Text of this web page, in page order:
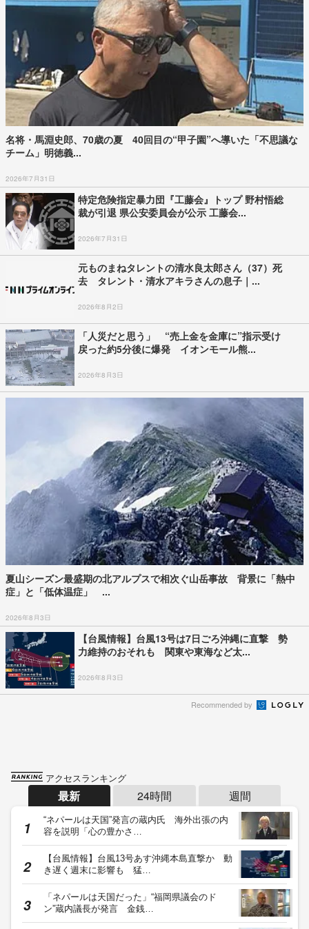
名将・馬淵史郎、70歳の夏 40回目の“甲子園”へ導いた「不思議な
チーム」明徳義...
2026年7月31日
特定危険指定暴力団『工藤会』トップ 野村悟総
裁が引退 県公安委員会が公示 工藤会...
2026年7月31日
元ものまねタレントの清水良太郎さん（37）死
去 タレント・清水アキラさんの息子｜...
2026年8月2日
「人災だと思う」 “売上金を金庫に”指示受け
戻った約5分後に爆発 イオンモール熊...
2026年8月3日
夏山シーズン最盛期の北アルプスで相次ぐ山岳事故 背景に「熱中
症」と「低体温症」 ...
2026年8月3日
【台風情報】台風13号は7日ごろ沖縄に直撃 勢
力維持のおそれも 関東や東海など太...
2026年8月3日
Recommended by
アクセスランキング
最新 24時間 週間
“ネパールは天国”発言の蔵内氏 海外出張の内
容を説明「心の豊かさ…
【台風情報】台風13号あす沖縄本島直撃か 動
き遅く週末に影響も 猛…
「ネパールは天国だった」“福岡県議会のド
ン”蔵内議長が発言 金銭…